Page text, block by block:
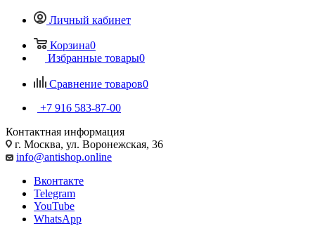
Личный кабинет
Корзина0
Избранные товары0
Сравнение товаров0
+7 916 583-87-00
Контактная информация
г. Москва, ул. Воронежская, 36
info@antishop.online
Вконтакте
Telegram
YouTube
WhatsApp